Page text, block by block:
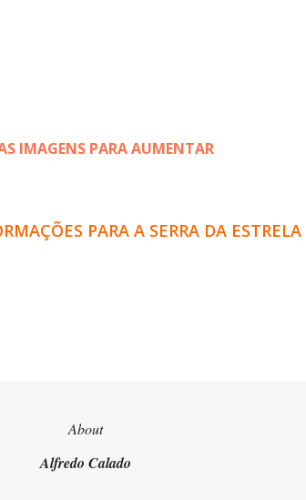
IMAGENS PARA AUMENTAR
PARA A SERRA DA ESTRELA
About
Alfredo Calado